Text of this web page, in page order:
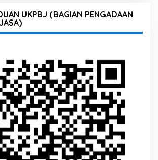
UKPBJ (BAGIAN PENGADAAN